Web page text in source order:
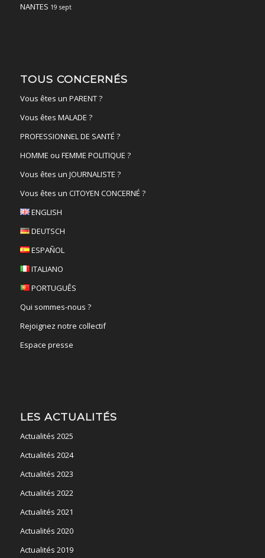
NANTES 19 sept
TOUS CONCERNÉS
Vous êtes un PARENT ?
Vous êtes MALADE ?
PROFESSIONNEL DE SANTÉ ?
HOMME ou FEMME POLITIQUE ?
Vous êtes un JOURNALISTE ?
Vous êtes un CITOYEN CONCERNÉ ?
ENGLISH
DEUTSCH
ESPAÑOL
ITALIANO
PORTUGUÊS
Qui sommes-nous ?
Rejoignez notre collectif
Espace presse
LES ACTUALITÉS
Actualités 2025
Actualités 2024
Actualités 2023
Actualités 2022
Actualités 2021
Actualités 2020
Actualités 2019